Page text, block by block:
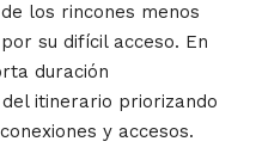
los rincones menos
su difícil acceso. En
duración
itinerario priorizando
y accesos.